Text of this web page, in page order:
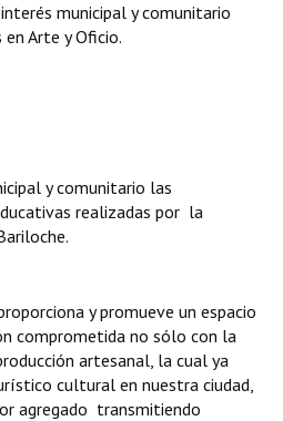
municipal y comunitario
Arte y Oficio.
y comunitario las
realizadas por la
y promueve un espacio
comprometida no sólo con la
artesanal, la cual ya
cultural en nuestra ciudad,
agregado transmitiendo